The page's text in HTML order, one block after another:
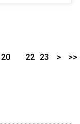
20
22 23 > >>